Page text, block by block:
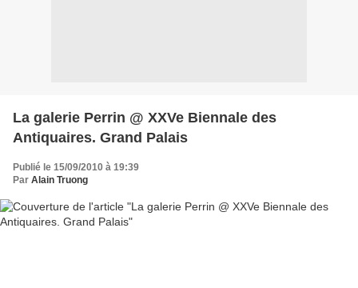
La galerie Perrin @ XXVe Biennale des
Antiquaires. Grand Palais
Publié le 15/09/2010 à 19:39
Par Alain Truong